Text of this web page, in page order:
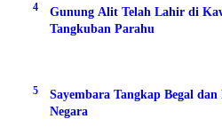
4
Gunung Alit Telah Lahir di
Tangkuban Parahu
5
Sayembara Tangkap Begal
Negara